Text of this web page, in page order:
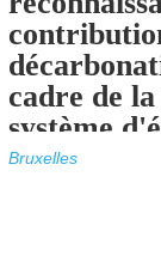
cadre de
système
quotas
Bruxelles